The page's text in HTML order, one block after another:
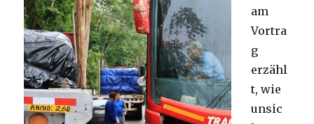
am
Vortra
g
erzähl
t, wie
unsic